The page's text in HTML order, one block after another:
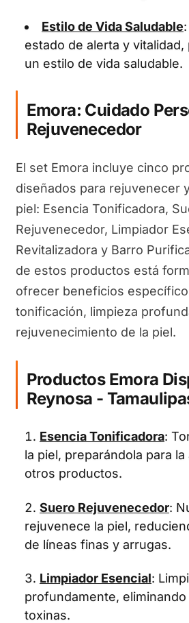
Estilo de Vida Saludable
estado de alerta y
un estilo de vida saludable.
Emora: Cuidado
Rejuvenecedor
El set Emora incluye cinco
diseñados para rejuvenecer
piel: Esencia Tonificadora,
Rejuvenecedor, Limpiador
Revitalizadora y Barro
de estos productos está
ofrecer beneficios
tonificación, limpieza
rejuvenecimiento de la piel.
Productos Emora
Reynosa -
Esencia Tonificadora:
la piel, preparándola para
otros productos.
Suero Rejuvenecedor:
rejuvenece la piel,
de líneas finas y arrugas.
Limpiador Esencial:
profundamente,
toxinas.